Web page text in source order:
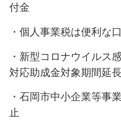
付金
・個人事業税は便利な
・新型コロナウイル
対応助成金対象期間延
・石岡市中小企業等事
止